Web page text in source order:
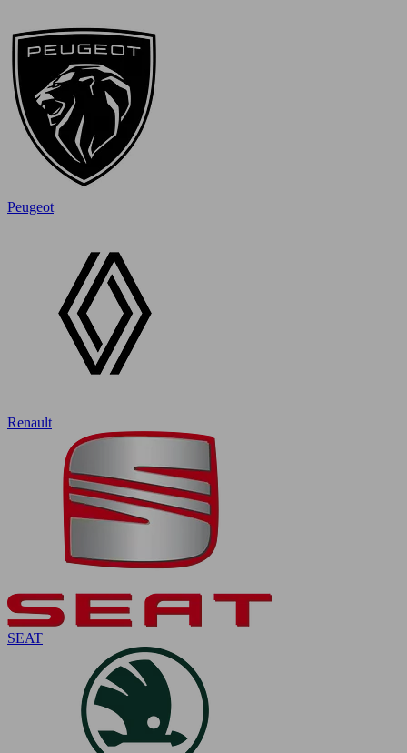
Peugeot
Renault
SEAT